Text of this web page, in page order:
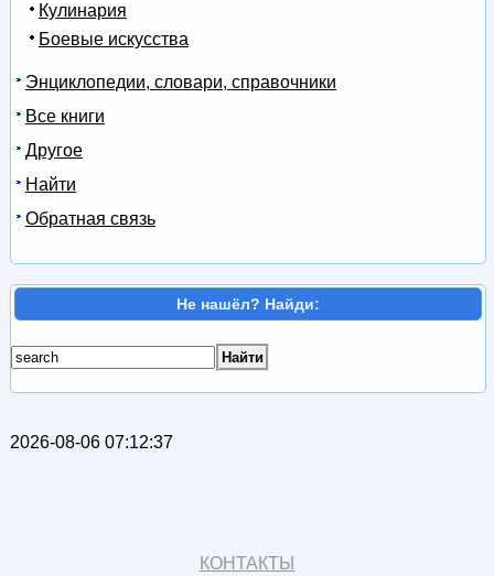
Кулинария
Боевые искусства
Энциклопедии, словари, справочники
Все книги
Другое
Найти
Обратная связь
Не нашёл? Найди:
2026-08-06 07:12:37
КОНТАКТЫ